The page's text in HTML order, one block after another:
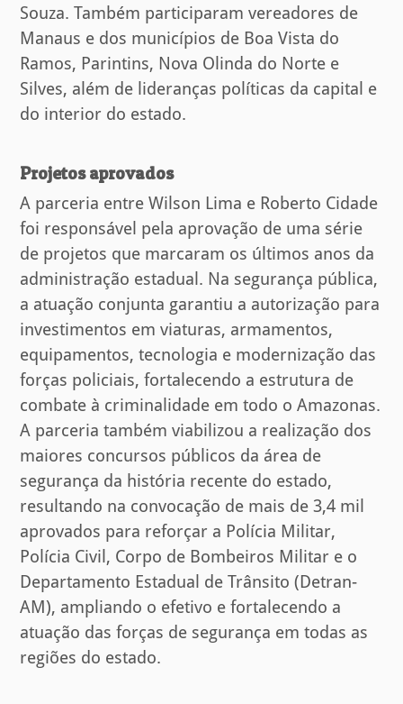
Souza. Também participaram vereadores de
Manaus e dos municípios de Boa Vista do
Ramos, Parintins, Nova Olinda do Norte e
Silves, além de lideranças políticas da capital e
do interior do estado.
Projetos aprovados
A parceria entre Wilson Lima e Roberto Cidade
foi responsável pela aprovação de uma série
de projetos que marcaram os últimos anos da
administração estadual. Na segurança pública,
a atuação conjunta garantiu a autorização para
investimentos em viaturas, armamentos,
equipamentos, tecnologia e modernização das
forças policiais, fortalecendo a estrutura de
combate à criminalidade em todo o Amazonas.
A parceria também viabilizou a realização dos
maiores concursos públicos da área de
segurança da história recente do estado,
resultando na convocação de mais de 3,4 mil
aprovados para reforçar a Polícia Militar,
Polícia Civil, Corpo de Bombeiros Militar e o
Departamento Estadual de Trânsito (Detran-
AM), ampliando o efetivo e fortalecendo a
atuação das forças de segurança em todas as
regiões do estado.